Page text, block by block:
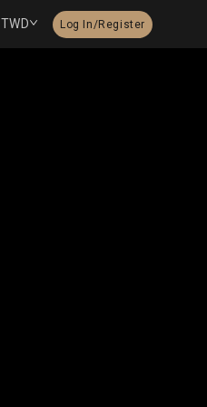
TWD Log In/Register